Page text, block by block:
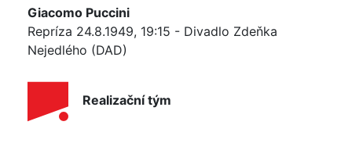
Giacomo Puccini
Repríza 24.8.1949, 19:15 - Divadlo Zdeňka
Nejedlého (DAD)
Realizační tým